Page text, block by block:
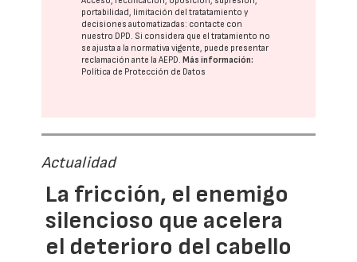
portabilidad, limitación del tratatamiento y
decisiones automatizadas: contacte con
nuestro DPD. Si considera que el tratamiento no
se ajusta a la normativa vigente, puede presentar
reclamación ante laAEPD.Más información:
Política de Protección de Datos
Actualidad
La fricción, el enemigo
silencioso que acelera
el deterioro del cabello